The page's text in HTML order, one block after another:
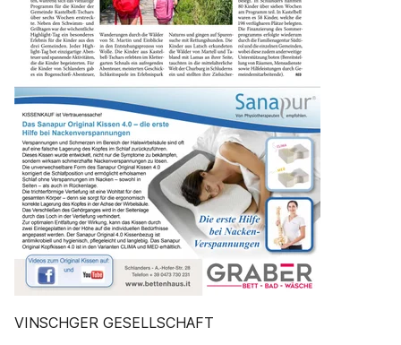
VINSCHGER GESELLSCHAFT